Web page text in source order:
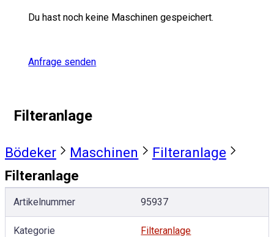
Du hast noch keine Maschinen gespeichert.
Anfrage senden
Filteranlage
Bödeker Maschinen
Filteranlage
Filteranlage
Artikelnummer 95937
Kategorie Filteranlage